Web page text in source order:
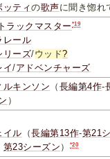
ッティの歌声に聞き惚れ
トラックマスター *19
レール
リーズ/ウッド?
イ/アドベンチャーズ
ルキンソン （ 長編第4作-
）
イル （長編第13作-第21
第23シーズン ） *20